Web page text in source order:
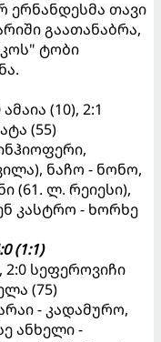
ერნანდესმა თავი
გაათანაბრა,
ტობი
(10), 2:1
(55)
ნაჩო - ნონო,
(61. ლ. რეიესი),
კასტრო - ხორხე
(1:1)
2:0 სეფეროვიჩი
(75)
- კადამურო,
ანხელი -